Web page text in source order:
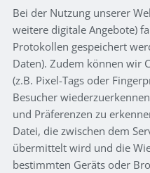
Bei der Nutzung unserer
weitere digitale Angebote)
Protokollen gespeichert
Daten). Zudem können wir
(z.B. Pixel-Tags oder
Besucher
und Präferenzen zu
Datei, die zwischen dem
übermittelt wird und die
bestimmten Geräts oder